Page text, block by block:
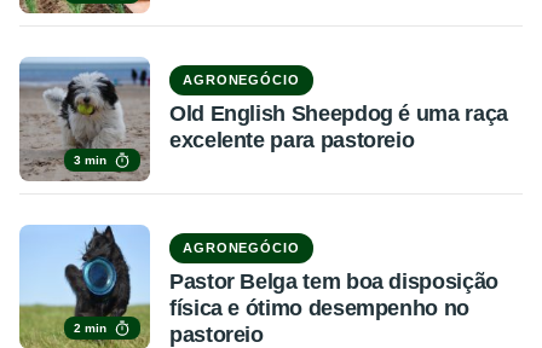
3 min
AGRONEGÓCIO
Old English Sheepdog é uma raça
excelente para pastoreio
2 min
AGRONEGÓCIO
Pastor Belga tem boa disposição
física e ótimo desempenho no
pastoreio